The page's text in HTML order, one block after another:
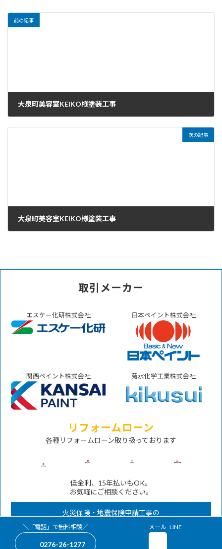
前の記事
大泉町美容室KEIKO様塗装工事
次の記事
大泉町美容室KEIKO様塗装工事
取引メーカー
エスケー化研株式会社 日本ペイント株式会社
関西ペイント株式会社 菊水化学工業株式会社
リフォームローン
各種リフォームローン取り扱っております
低金利、15年払いもOK。
お気軽にご相談ください。
火災保険・地震保険申請工事の
対応も承ります。
＼「電話」で無料相談／
0276-26-1277
メール
ア
グ
ル
ー
LINE
ア
グ
ル
ー